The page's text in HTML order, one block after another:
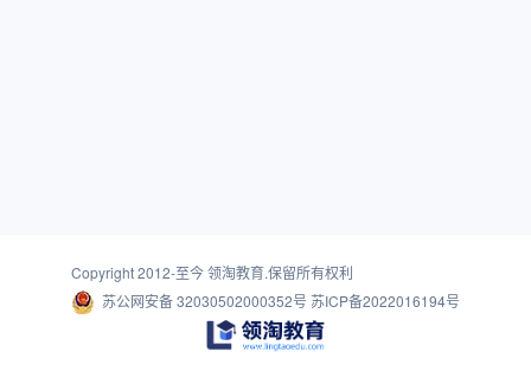
Copyright 2012-至今领淘教育.保留所有权利
苏公网安备 32030502000352号 苏ICP备2022016194号